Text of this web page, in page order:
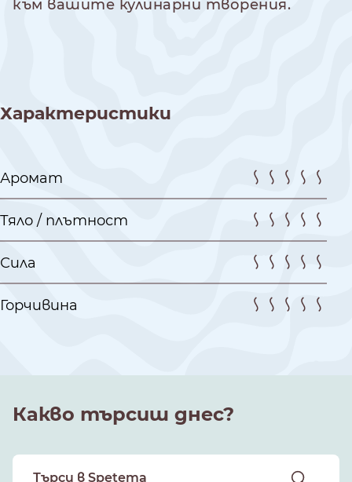
към вашите кулинарни творения.
Характеристики
Аромат
Тяло / плътност
Сила
Горчивина
Какво търсиш днес?